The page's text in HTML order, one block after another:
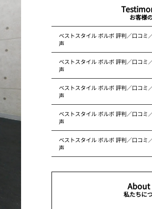
お客様
ベストスタイル ボルボ 評判／口コミ
声
ベストスタイル ボルボ 評判／口コミ
声
ベストスタイル ボルボ 評判／口コミ
声
ベストスタイル ボルボ 評判／口コミ
声
ベストスタイル ボルボ 評判／口コミ
声
About
私たちに